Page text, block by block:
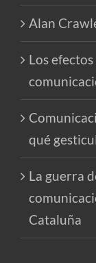
Alan
Los
qué
La guerra
Cataluña